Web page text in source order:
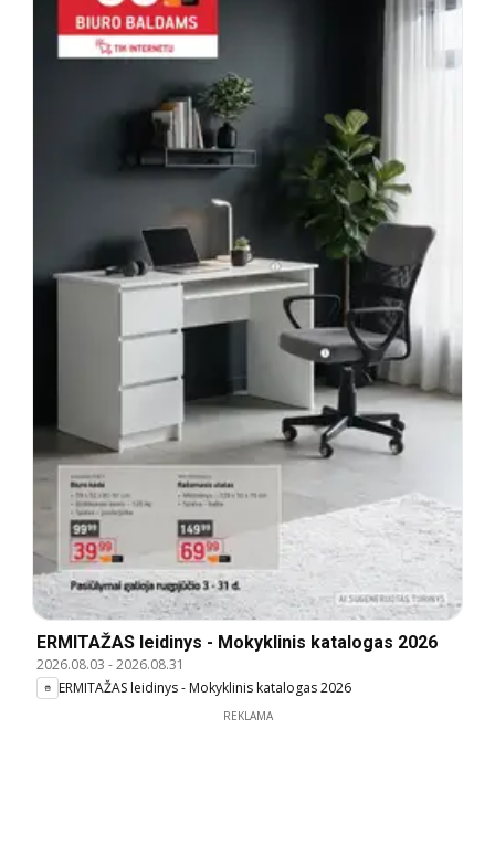
ERMITAŽAS leidinys - Mokyklinis katalogas 2026
2026.08.03 -2026.08.31
ERMITAŽAS leidinys - Mokyklinis katalogas 2026
REKLAMA